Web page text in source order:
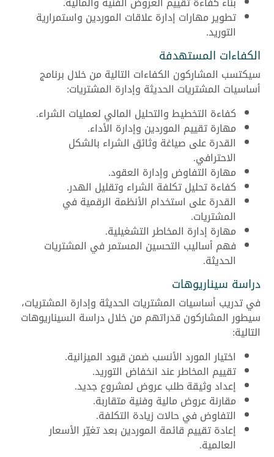
تطوير مهارات إدارة علاقات الموردين واستمرارية
التوريد.
الكفاءات المستهدفة
سيكتسب المشاركون الكفاءات التالية من خلال برنامج
أساسيات المشتريات الحديثة وإدارة المشتريات:
كفاءة التخطيط والتحليل المالي لعمليات الشراء.
مهارة تقييم الموردين وإدارة الأداء.
القدرة على صياغة وثائق الشراء بالشكل
الاحترافي.
مهارة التفاوض وإدارة العقود.
كفاءة تحليل تكلفة الشراء وتقليل الهدر.
القدرة على استخدام الأنظمة الرقمية في
المشتريات.
مهارة إدارة المخاطر التشغيلية.
فهم أساليب التحسين المستمر في المشتريات
الحديثة.
دراسة سيناريوهات
في تدريب أساسيات المشتريات الحديثة وإدارة المشتريات،
سيطور المشاركون قدراتهم من خلال دراسة السيناريوهات
التالية:
اختيار المورد الأنسب ضمن قيود الميزانية.
تقييم المخاطر عند انخفاض التوريد.
إعداد وثيقة طلب عروض لمشروع جديد.
مقارنة عروض مالية وفنية متقاربة.
التفاوض في حالات زيادة التكلفة.
إعادة تقييم قائمة الموردين بعد تغيّر الأسعار
العالمية.